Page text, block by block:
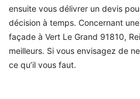
ensuite vous délivrer un devis
décision à temps. Concernant
façade à Vert Le Grand 91810,
meilleurs. Si vous envisagez de
ce qu’il vous faut.